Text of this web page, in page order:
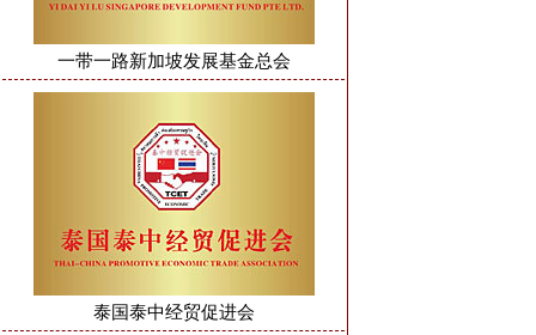
一带一路新加坡发展基金总会
泰国泰中经贸促进会